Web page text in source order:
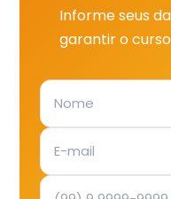
Informe seus
garantir o